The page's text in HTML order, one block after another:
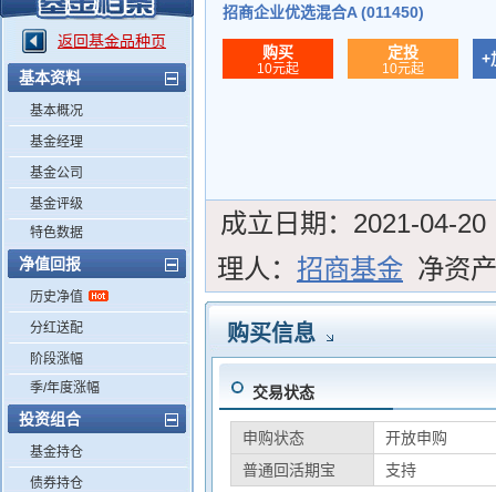
返回基金品种页
基本资料
基本概况
基金经理
基金公司
基金评级
特色数据
净值回报
历史净值
分红送配
阶段涨幅
季/年度涨幅
投资组合
基金持仓
债券持仓
招商企业优选混合A (011450)
购买
10元起
定投
10元起
+
成立日期： 2021-04-20
理人： 招商基金 净资
购买信息
交易状态
申购状态
开放申购
普通回活期宝
支持